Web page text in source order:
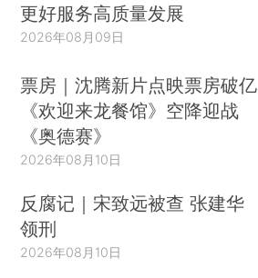
更好服务高质量发展
2026年08月09日
票房｜沈腾新片点映票房破亿
《欢迎来龙餐馆》空降迎战
《奥德赛》
2026年08月10日
反腐记｜宋致远被查 张建华
领刑
2026年08月10日